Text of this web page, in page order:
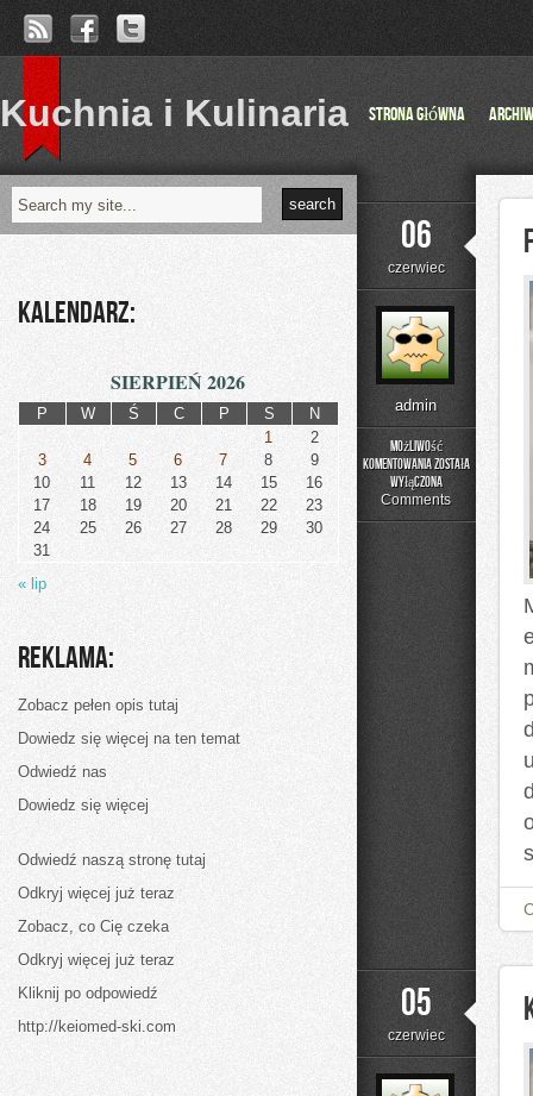
Kuchnia i Kulinaria Strona główna
06
czerwiec
admin
Możliwość
komentowania
Fotografia
została
wyłączona
Comments
05
czerwiec
Kalendarz:
SIERPIEŃ 2026
P W Ś C P S
N
1
2
3
4 5 6 7 8
9
10
11 12 13 14 15
16
17
18 19 20 21 22
23
24
25 26 27 28 29
30
31
« lip
Reklama:
Zobacz pełen opis tutaj
Dowiedz się więcej na ten temat
Odwiedź nas
Dowiedz się więcej
Odwiedź naszą stronę tutaj
Odkryj więcej już teraz
Zobacz, co Cię czeka
Odkryj więcej już teraz
Kliknij po odpowiedź
http://keiomed-ski.com